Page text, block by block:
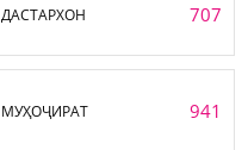
ДАСТАРХОН 707
МУҲОҶИРАТ 941